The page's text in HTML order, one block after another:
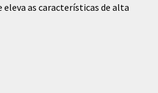
as características de alta